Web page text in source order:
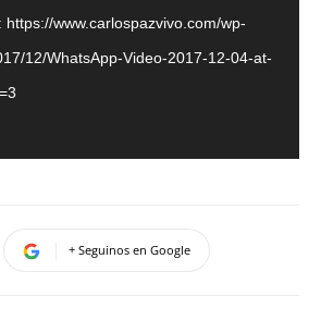
https://www.carlospazvivo.com/wp-
12/WhatsApp-Video-2017-12-04-at-
+ Seguinos en Google